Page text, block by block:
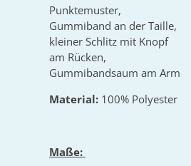
Punktemuster,
Gummiband an der Taille,
kleiner Schlitz mit Knopf
am Rücken,
Gummibandsaum am Arm
Material: 100% Polyester
Maße: